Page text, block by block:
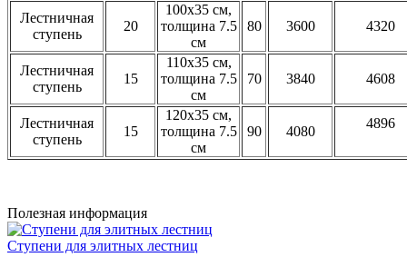
Лестничная
ступень
20
100х35 см,
толщина 7.5
см
80 3600 4320
Лестничная
ступень
15
110х35 см,
толщина 7.5
см
70 3840 4608
Лестничная
ступень
15
120х35 см,
толщина 7.5
см
90 4080
4896
Полезная информация
Ступени для элитных лестниц